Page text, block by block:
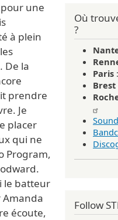
une
à plein
De la
prendre
Je
placer
qui ne
Program,
le batteur
Amanda
écoute,
Où
?
Paris :
Brest
Follow